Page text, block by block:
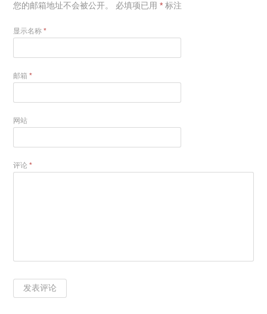
您的邮箱地址不会被公开。 必填项已用* 标注
显示名称*
邮箱*
网站
评论*